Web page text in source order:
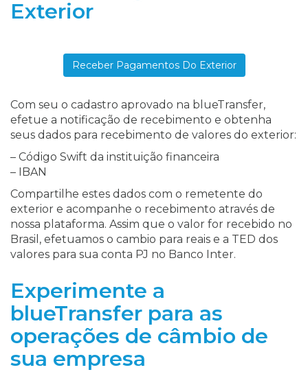
Exterior
Receber Pagamentos Do Exterior
Com seu o cadastro aprovado na blueTransfer,
efetue a notificação de recebimento e obtenha
seus dados para recebimento de valores do exterior:
– Código Swift da instituição financeira
– IBAN
Compartilhe estes dados com o remetente do
exterior e acompanhe o recebimento através de
nossa plataforma. Assim que o valor for recebido no
Brasil, efetuamos o cambio para reais e a TED dos
valores para sua conta PJ no Banco Inter.
Experimente a
blueTransfer para as
operações de câmbio de
sua empresa